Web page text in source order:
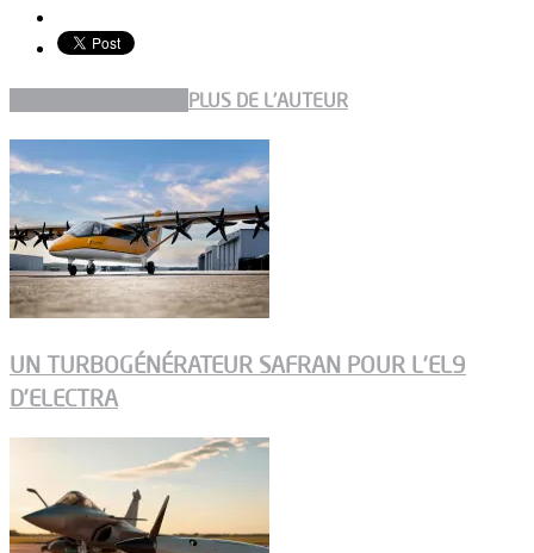
PLUS DE L'AUTEUR
UN TURBOGÉNÉRATEUR SAFRAN POUR L’EL9
D’ELECTRA